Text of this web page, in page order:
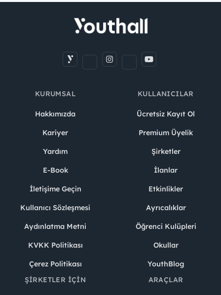
KURUMSAL
Hakkımızda
Kariyer
Yardım
E-Book
İletişime Geçin
Kullanıcı Sözleşmesi
Aydınlatma Metni
KVKK Politikası
Çerez Politikası
KULLANICILAR
Ücretsiz Kayıt Ol
Premium Üyelik
Şirketler
İlanlar
Etkinlikler
Ayrıcalıklar
Öğrenci Kulüpleri
Okullar
YouthBlog
ŞIRKETLER İÇIN
ARAÇLAR